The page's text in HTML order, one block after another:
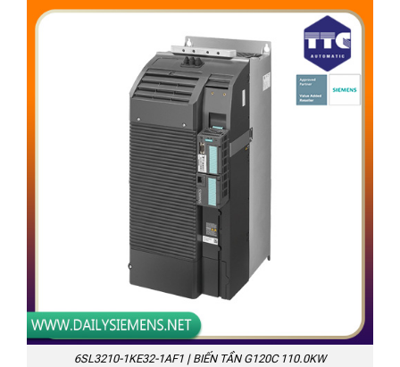
6SL3210-1KE32-1AF1 | BIẾN TẦN G120C 110.0KW